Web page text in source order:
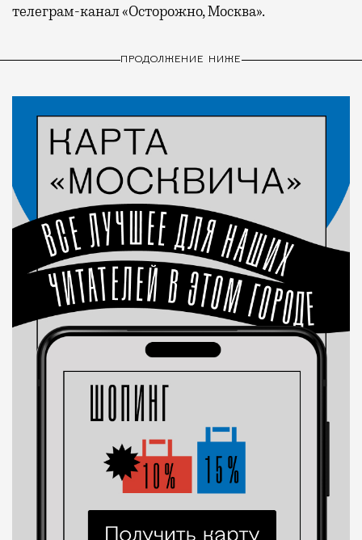
телеграм-канал «Осторожно, Москва».
ПРОДОЛЖЕНИЕ НИЖЕ